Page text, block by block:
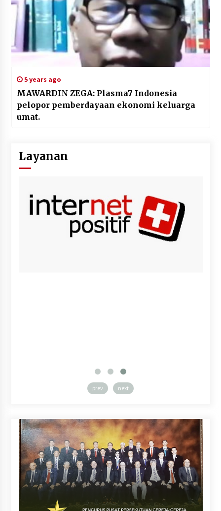
5 years ago
MAWARDIN ZEGA: Plasma7 Indonesia
pelopor pemberdayaan ekonomi keluarga
umat.
Layanan
prev next